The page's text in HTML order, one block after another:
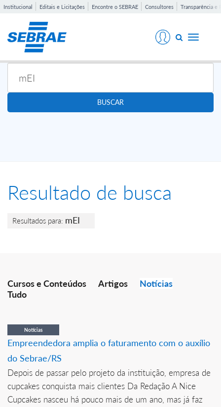
Institucional Editais e Licitações Encontre o SEBRAE Consultores Transparência e
Toggle
BUSCAR
Resultado de busca
Resultados para: mEI
Cursos e Conteúdos Artigos
Notícias
Tudo
Notícias
Empreendedora amplia o faturamento com o auxílio
do Sebrae/RS
Depois de passar pelo projeto da instituição, empresa de
cupcakes conquista mais clientes Da Redação A Nice
Cupcakes nasceu há pouco mais de um ano, mas já faz